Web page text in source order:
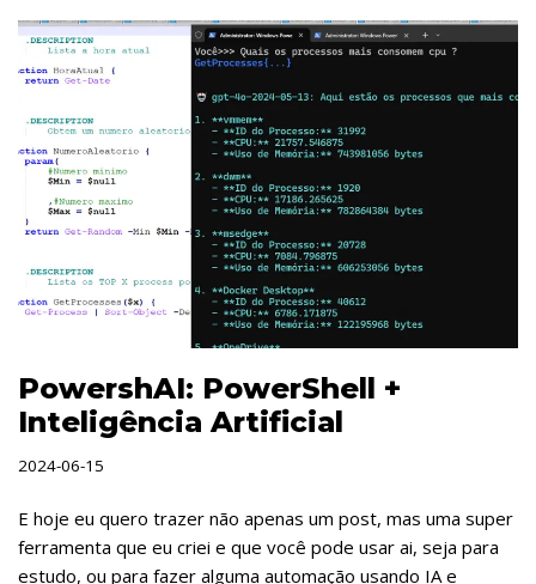
PowershAI: PowerShell +
Inteligência Artificial
2024-06-15
E hoje eu quero trazer não apenas um post, mas uma super
ferramenta que eu criei e que você pode usar ai, seja para
estudo, ou para fazer alguma automação usando IA e